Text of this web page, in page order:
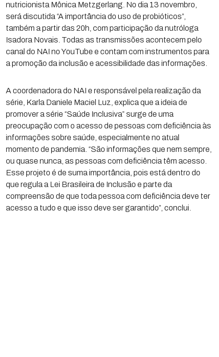
nutricionista Mônica Metzgerlang. No dia 13 novembro,
será discutida “A importância do uso de probióticos”,
também a partir das 20h, com participação da nutróloga
Isadora Novais. Todas as transmissões acontecem pelo
canal do NAI no YouTube e contam com instrumentos para
a promoção da inclusão e acessibilidade das informações.
A coordenadora do NAI e responsável pela realização da
série, Karla Daniele Maciel Luz, explica que a ideia de
promover a série “Saúde Inclusiva” surge de uma
preocupação com o acesso de pessoas com deficiência às
informações sobre saúde, especialmente no atual
momento de pandemia. “São informações que nem sempre,
ou quase nunca, as pessoas com deficiência têm acesso.
Esse projeto é de suma importância, pois está dentro do
que regula a Lei Brasileira de Inclusão e parte da
compreensão de que toda pessoa com deficiência deve ter
acesso a tudo e que isso deve ser garantido”, conclui.